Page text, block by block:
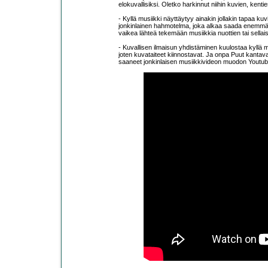
elokuvallisiksi. Oletko harkinnut niihin kuvien,
- Kyllä musiikki näyttäytyy ainakin jollakin tapaa
jonkinlainen hahmotelma, joka alkaa saada
vaikea lähteä tekemään musiikkia nuottien tai
- Kuvallisen ilmaisun yhdistäminen kuulostaa kyllä
joten kuvataiteet kiinnostavat. Ja onpa Puut
saaneet jonkinlaisen musiikkivideon muodon